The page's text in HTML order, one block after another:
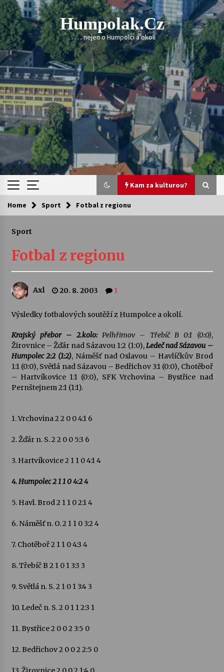
Skip
to
content
Humpolak.cz
. . . . . nejen o Humpolci a okolí
Kam za kulturou?
Kam za kulturou?
Sukuba Ensemble
4. 8. 2026
Vernisáž výstavy Josefíny Duškové: Stávám se
kapkou
Veselí muzikanti
30. 7. 2026
Pozvánka na integrační festival Quijotova
šedesátka: 28. 7.–1. 8. 2026
Letní koncerty ve Stromovce: Kolchoz a
28. 7. 2026
23. 7. 2026
22. 7. 2026
17. 7. 2026
Ozvěny prázdnin
Za kulturou kousek za Humpolec. V Želivě ožije
13. 7. 2026
Home Sport Fotbal z regionu
Sport
Fotbal z regionu
Axl 20. 8. 2003 1
Výsledky fotbalových soutěží z Humpolce a okolí.
Krajský přebor – 2.kolo: Pelhřimov – Třebíč B 0:1 (0:0),
Žirovnice – Žďár nad Sázavou 1:2 (1:0),Ledeč nad Sázavou –
Humpolec 2:2 (1:2), Náměšť nad Oslavou – Havlíčkův Brod
1:1 (0:0), Světlá nad Sázavou – Bedřichov 3:1 (0:0), Chotěboř
– Hartvíkovice 1:1 (0:0), SFK Vrchovina – Bystřice nad
Pernštejnem 2:1 (1:1).
1. Vrchovina 2 2 0 0 4:1 6
2. Žďár n. S. 2 2 0 0 5:3 6
3. Hartvíkovice 2 1 1 0 4:1 4
4. Humpolec 2 1 1 0 4:2 4
5. Havl. Brod 2 1 1 0 2:1 4
6. Náměšť n. O. 2 1 1 0 3:2 4
7. Chotěboř 2 1 1 0 4:3 4
8. Třebíč B 2 1 0 1 3:3 3
9. Světlá n. S. 2 1 0 1 3:4 3
10. Ledeč n. S. 2 0 1 1 2:3 1
11. Bystřice 2 0 0 2 3:5 0
12. Bedřichov 2 0 0 2 2:5 0